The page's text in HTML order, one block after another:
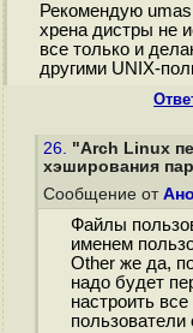
Рекомендую
хрена дистры не
все только и
другими UNIX-
26. "Arch Linux
хэширования
Сообщение от
Файлы
именем
Other же да,
надо будет
настроить
пользователи